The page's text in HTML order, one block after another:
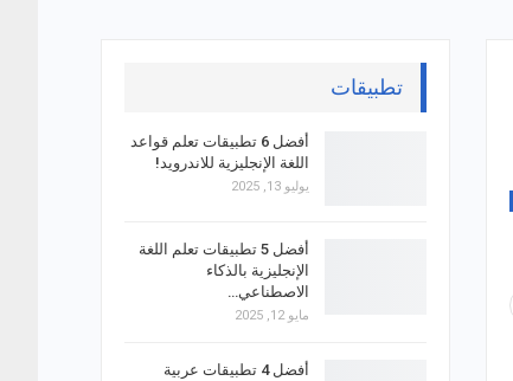
تطبيقات
أفضل 6 تطبيقات تعلم قواعد
اللغة الإنجليزية للاندرويد!
يوليو 13, 2025
أفضل 5 تطبيقات تعلم اللغة
الإنجليزية بالذكاء
الاصطناعي…
مايو 12, 2025
أفضل 4 تطبيقات عربية